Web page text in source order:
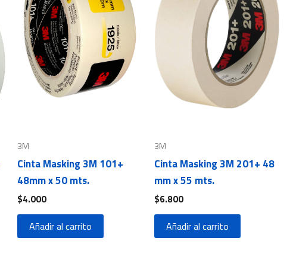
3M
Cinta Masking 3M 101+
48mm x 50 mts.
$4.000
Añadir al carrito
3M
Cinta Masking 3M 201+ 48
mm x 55 mts.
$6.800
Añadir al carrito